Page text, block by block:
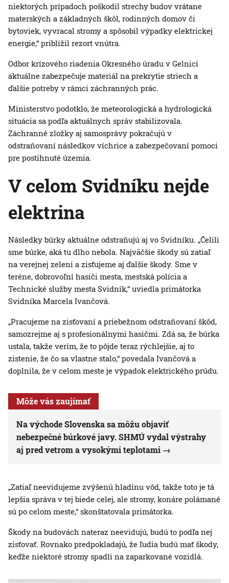
niektorých prípadoch poškodil strechy budov vrátane
materských a základných škôl, rodinných domov či
bytoviek, vyvracal stromy a spôsobil výpadky elektrickej
energie,“ priblížil rezort vnútra.
Odbor krízového riadenia Okresného úradu v Gelnici
aktuálne zabezpečuje materiál na prekrytie striech a
ďalšie potreby v rámci záchranných prác.
Ministerstvo podotklo, že meteorologická a hydrologická
situácia sa podľa aktuálnych správ stabilizovala.
Záchranné zložky aj samosprávy pokračujú v
odstraňovaní následkov víchrice a zabezpečovaní pomoci
pre postihnuté územia.
V celom Svidníku nejde
elektrina
Následky búrky aktuálne odstraňujú aj vo Svidníku. „Čelili
sme búrke, aká tu dlho nebola. Najväčšie škody sú zatiaľ
na verejnej zeleni a zisťujeme aj ďalšie škody. Sme v
teréne, dobrovoľní hasiči mesta, mestská polícia a
Technické služby mesta Svidník,“ uviedla primátorka
Svidníka Marcela Ivančová.
„Pracujeme na zisťovaní a priebežnom odstraňovaní škôd,
samozrejme aj s profesionálnymi hasičmi. Zdá sa, že búrka
ustala, takže verím, že to pôjde teraz rýchlejšie, aj to
zistenie, že čo sa vlastne stalo,“ povedala Ivančová a
doplnila, že v celom meste je výpadok elektrického prúdu.
Môže vás zaujímať
Na východe Slovenska sa môžu objaviť
nebezpečné búrkové javy. SHMÚ vydal výstrahy
aj pred vetrom a vysokými teplotami
„Zatiaľ neevidujeme zvýšenú hladinu vôd, takže toto je tá
lepšia správa v tej biede celej, ale stromy, konáre polámané
sú po celom meste,“ skonštatovala primátorka.
Škody na budovách nateraz neevidujú, budú to podľa nej
zisťovať. Rovnako predpokladajú, že ľudia budú mať škody,
keďže niektoré stromy spadli na zaparkované vozidlá.